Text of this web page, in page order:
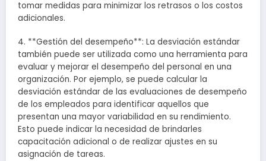
tomar medidas para minimizar los retrasos o los costos
adicionales.
4. **Gestión del desempeño**: La desviación estándar
también puede ser utilizada como una herramienta para
evaluar y mejorar el desempeño del personal en una
organización. Por ejemplo, se puede calcular la
desviación estándar de las evaluaciones de desempeño
de los empleados para identificar aquellos que
presentan una mayor variabilidad en su rendimiento.
Esto puede indicar la necesidad de brindarles
capacitación adicional o de realizar ajustes en su
asignación de tareas.